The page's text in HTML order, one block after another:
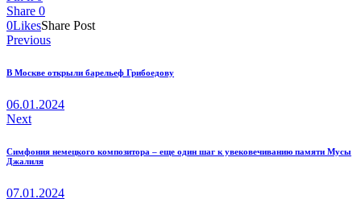
Share 0
0LikesShare Post
Навигация
по
Previous
В Москве открыли барельеф Грибоедову
06.01.2024
Next
Симфония немецкого композитора – еще один шаг к увековечиванию памяти Мусы
Джалиля
07.01.2024